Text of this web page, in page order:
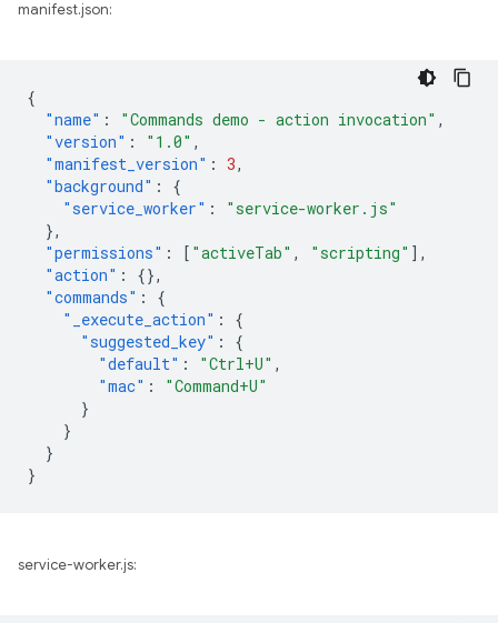
manifest.json:
{
"name" : "Commands demo - action invocation" ,
"version" : "1.0" ,
"manifest_version" : 3,
"background" :
{
"service_worker" :
"service-worker.js"
},
"permissions" : [ "activeTab" , "scripting" ],
"action" :
{},
"commands" :
{
"_execute_action" :
{
"suggested_key" :
{
"default" : "Ctrl+U" ,
"mac" :
"Command+U"
}
}
}
}
service-worker.js: